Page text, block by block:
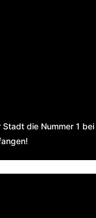
die Nummer 1